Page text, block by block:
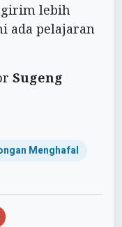
lebih
ada pelajaran
Sugeng
Menghafal